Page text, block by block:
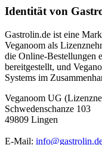
Identität von
Gastrolin.de ist eine
Veganoom als
die Online-Bestellungen
bereitgestellt, und
Systems im
Veganoom UG
Schwedenschanze 103
49809 Lingen
E-Mail: